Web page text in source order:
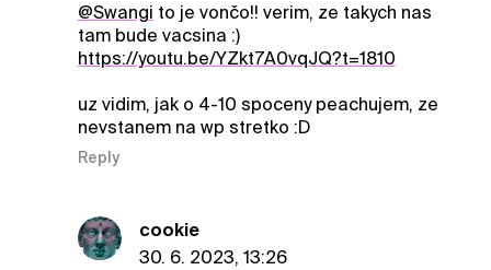
@Swangi to je vončo!! verim, ze takych nas
tam bude vacsina :)
https://youtu.be/YZkt7A0vqJQ?t=1810
uz vidim, jak o 4-10 spoceny peachujem, ze
nevstanem na wp stretko :D
Reply
cookie
30. 6. 2023, 13:26